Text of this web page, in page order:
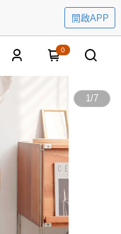
開啟APP
0
1/7